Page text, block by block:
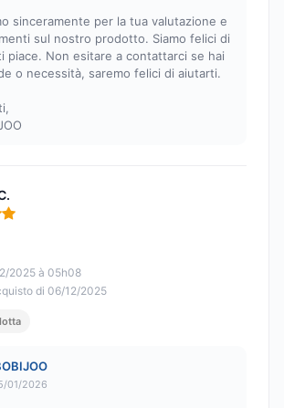
sinceramente per la tua valutazione e
sul nostro prodotto. Siamo felici di
piace. Non esitare a contattarci se hai
o necessità, saremo felici di aiutarti.
5
2025 à 05h08
di 06/12/2025
01/2026